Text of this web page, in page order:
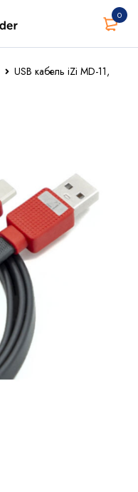
0
USB кабель iZi MD-11,